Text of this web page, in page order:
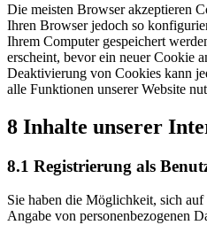
Die meisten Browser akzeptieren
Ihren Browser jedoch so
Ihrem Computer gespeichert
erscheint, bevor ein neuer Cookie
Deaktivierung von Cookies kann
alle Funktionen unserer Website
8 Inhalte unserer
8.1 Registrierung als
Sie haben die Möglichkeit, sich auf
Angabe von personenbezogenen